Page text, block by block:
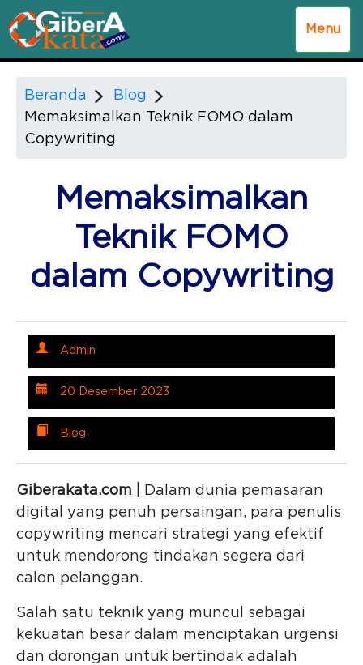
Menu
Beranda
Blog
Memaksimalkan Teknik FOMO dalam
Copywriting
Memaksimalkan
Teknik FOMO
dalam Copywriting
Admin
20 Desember 2023
Blog
Giberakata.com |
Dalam dunia pemasaran
digital yang penuh persaingan, para penulis
copywriting mencari strategi yang efektif
untuk mendorong tindakan segera dari
calon pelanggan.
Salah satu teknik yang muncul sebagai
kekuatan besar dalam menciptakan urgensi
dan dorongan untuk bertindak adalah